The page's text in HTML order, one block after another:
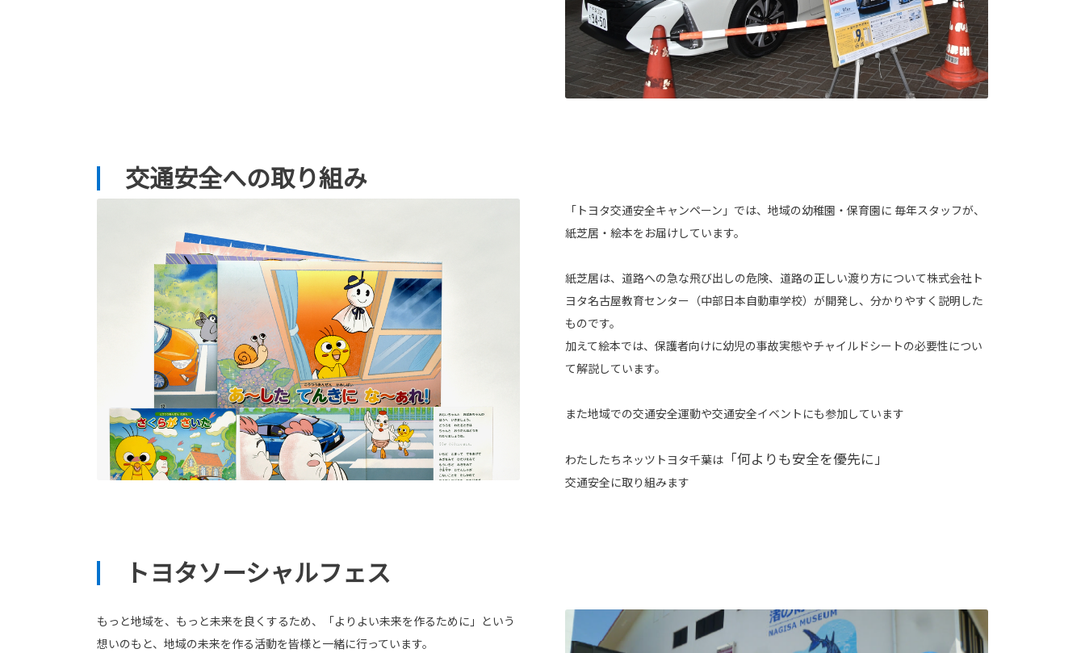
交通安全への取り組み
「トヨタ交通安全キャンペーン」では、地域の幼稚園・保育園に 毎年スタッフが、
紙芝居・絵本をお届けしています。
紙芝居は、道路への急な飛び出しの危険、道路の正しい渡り方について株式会社ト
ヨタ名古屋教育センター（中部日本自動車学校）が開発し、分かりやすく説明した
ものです。
加えて絵本では、保護者向けに幼児の事故実態やチャイルドシートの必要性につい
て解説しています。
また地域での交通安全運動や交通安全イベントにも参加しています
わたしたちネッツトヨタ千葉は「何よりも安全を優先に」
交通安全に取り組みます
トヨタソーシャルフェス
もっと地域を、もっと未来を良くするため、「よりよい未来を作るために」という
想いのもと、地域の未来を作る活動を皆様と一緒に行っています。